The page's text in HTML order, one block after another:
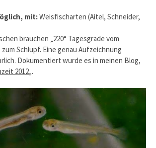
mit:Weisfischarten (Aitel, Schneider,
brauchen „220“ Tagesgrade vom
Schlupf. Eine genau Aufzeichnung
Dokumentiert wurde es in meinen Blog,
2012„.